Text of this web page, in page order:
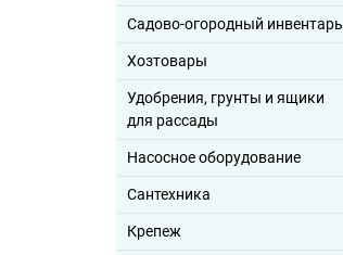
Садово-огородный инвентарь
Хозтовары
Удобрения, грунты и ящики
для рассады
Насосное оборудование
Сантехника
Крепеж